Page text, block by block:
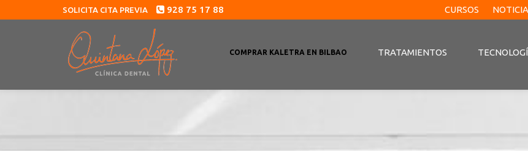
SOLICITA CITA PREVIA 928 75 17 88 CURSOS
COMPRAR KALETRA EN BILBAO TRATAMIENTOS